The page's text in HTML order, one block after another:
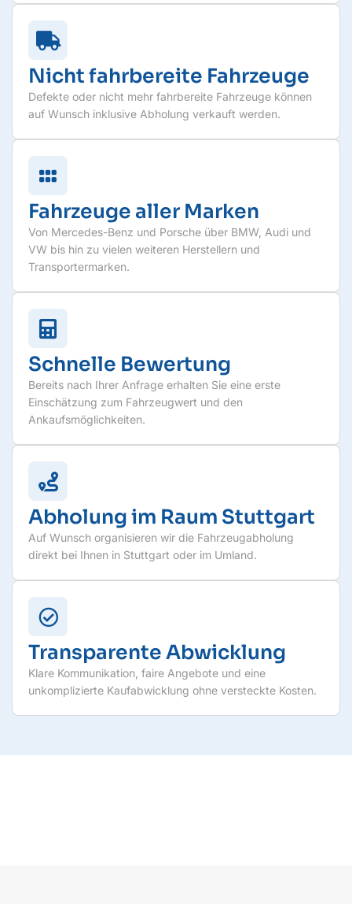
Nicht fahrbereite Fahrzeuge
Defekte oder nicht mehr fahrbereite Fahrzeuge können
auf Wunsch inklusive Abholung verkauft werden.
Fahrzeuge aller Marken
Von Mercedes-Benz und Porsche über BMW, Audi und
VW bis hin zu vielen weiteren Herstellern und
Transportermarken.
Schnelle Bewertung
Bereits nach Ihrer Anfrage erhalten Sie eine erste
Einschätzung zum Fahrzeugwert und den
Ankaufsmöglichkeiten.
Abholung im Raum Stuttgart
Auf Wunsch organisieren wir die Fahrzeugabholung
direkt bei Ihnen in Stuttgart oder im Umland.
Transparente Abwicklung
Klare Kommunikation, faire Angebote und eine
unkomplizierte Kaufabwicklung ohne versteckte Kosten.